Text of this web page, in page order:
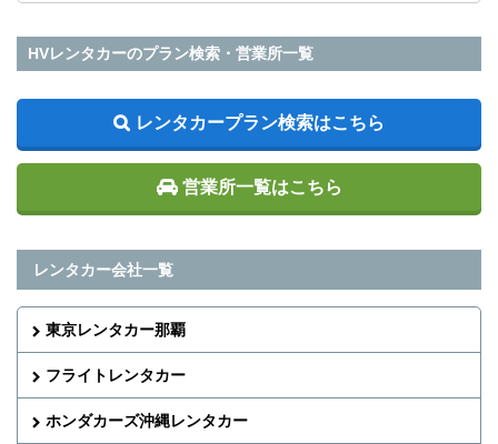
HVレンタカーのプラン検索・営業所一覧
レンタカープラン検索はこちら
営業所一覧はこちら
レンタカー会社一覧
東京レンタカー那覇
フライトレンタカー
ホンダカーズ沖縄レンタカー